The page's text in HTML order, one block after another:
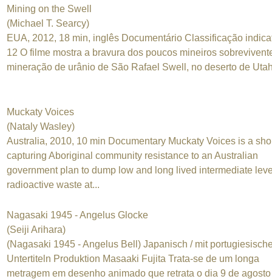
Mining on the Swell
(Michael T. Searcy)
EUA, 2012, 18 min, inglês Documentário Classificação
12 O filme mostra a bravura dos poucos mineiros
mineração de urânio de São Rafael Swell, no deserto de
Muckaty Voices
(Nataly Wasley)
Australia, 2010, 10 min Documentary Muckaty Voices is a
capturing Aboriginal community resistance to an Australian
government plan to dump low and long lived intermediate
radioactive waste at...
Nagasaki 1945 - Angelus Glocke
(Seiji Arihara)
(Nagasaki 1945 - Angelus Bell) Japanisch / mit
Untertiteln Produktion Masaaki Fujita Trata-se de um longa
metragem em desenho animado que retrata o dia 9 de